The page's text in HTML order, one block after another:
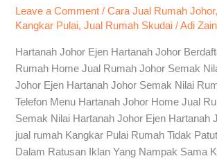
Leave a Comment /Cara Jual Rumah Johor
Kangkar Pulai,Jual Rumah Skudai /Adi
Hartanah Johor Ejen Hartanah Johor
Rumah Home Jual Rumah Johor Semak
Johor Ejen Hartanah Johor Semak Nilai
Telefon Menu Hartanah Johor Home Jual
Semak Nilai Hartanah Johor Ejen Hartanah
jual rumah Kangkar Pulai Rumah Tidak
Dalam Ratusan Iklan Yang Nampak Sama
&
Ejen
Hartanah
Johor